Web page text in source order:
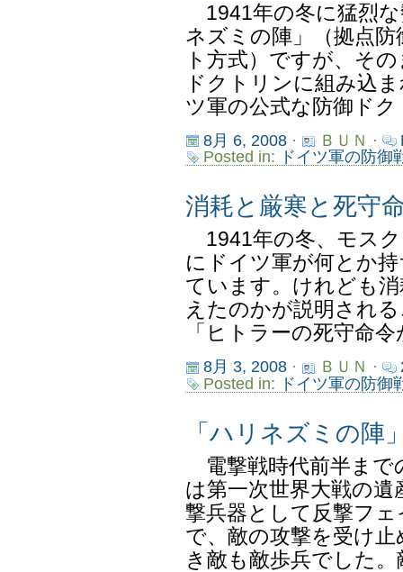
1941年の冬に猛烈
ネズミの陣」（拠点
ト方式）ですが、そ
ドクトリンに組み込
ツ軍の公式な防御ド
8月 6, 2008· ＢＵＮ ·
Posted in:
ドイツ軍の防御
消耗と厳寒と死守
1941年の冬、モスク
にドイツ軍が何とか
ています。けれども
えたのかが説明され
「ヒトラーの死守命
8月 3, 2008· ＢＵＮ ·
Posted in: ドイツ軍の防御
「ハリネズミの陣
電撃戦時代前半まで
は第一次世界大戦の
撃兵器として反撃フ
で、敵の攻撃を受け
き敵も敵歩兵でした